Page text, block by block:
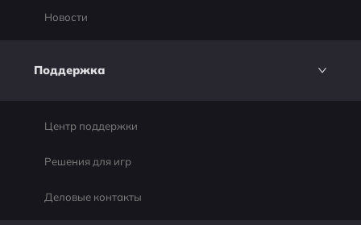
Новости
Поддержка
Центр поддержки
Решения для игр
Деловые контакты